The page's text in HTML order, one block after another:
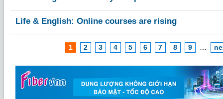
Life & English: Online courses are rising
1 2 3 4 5 6 7 8 9